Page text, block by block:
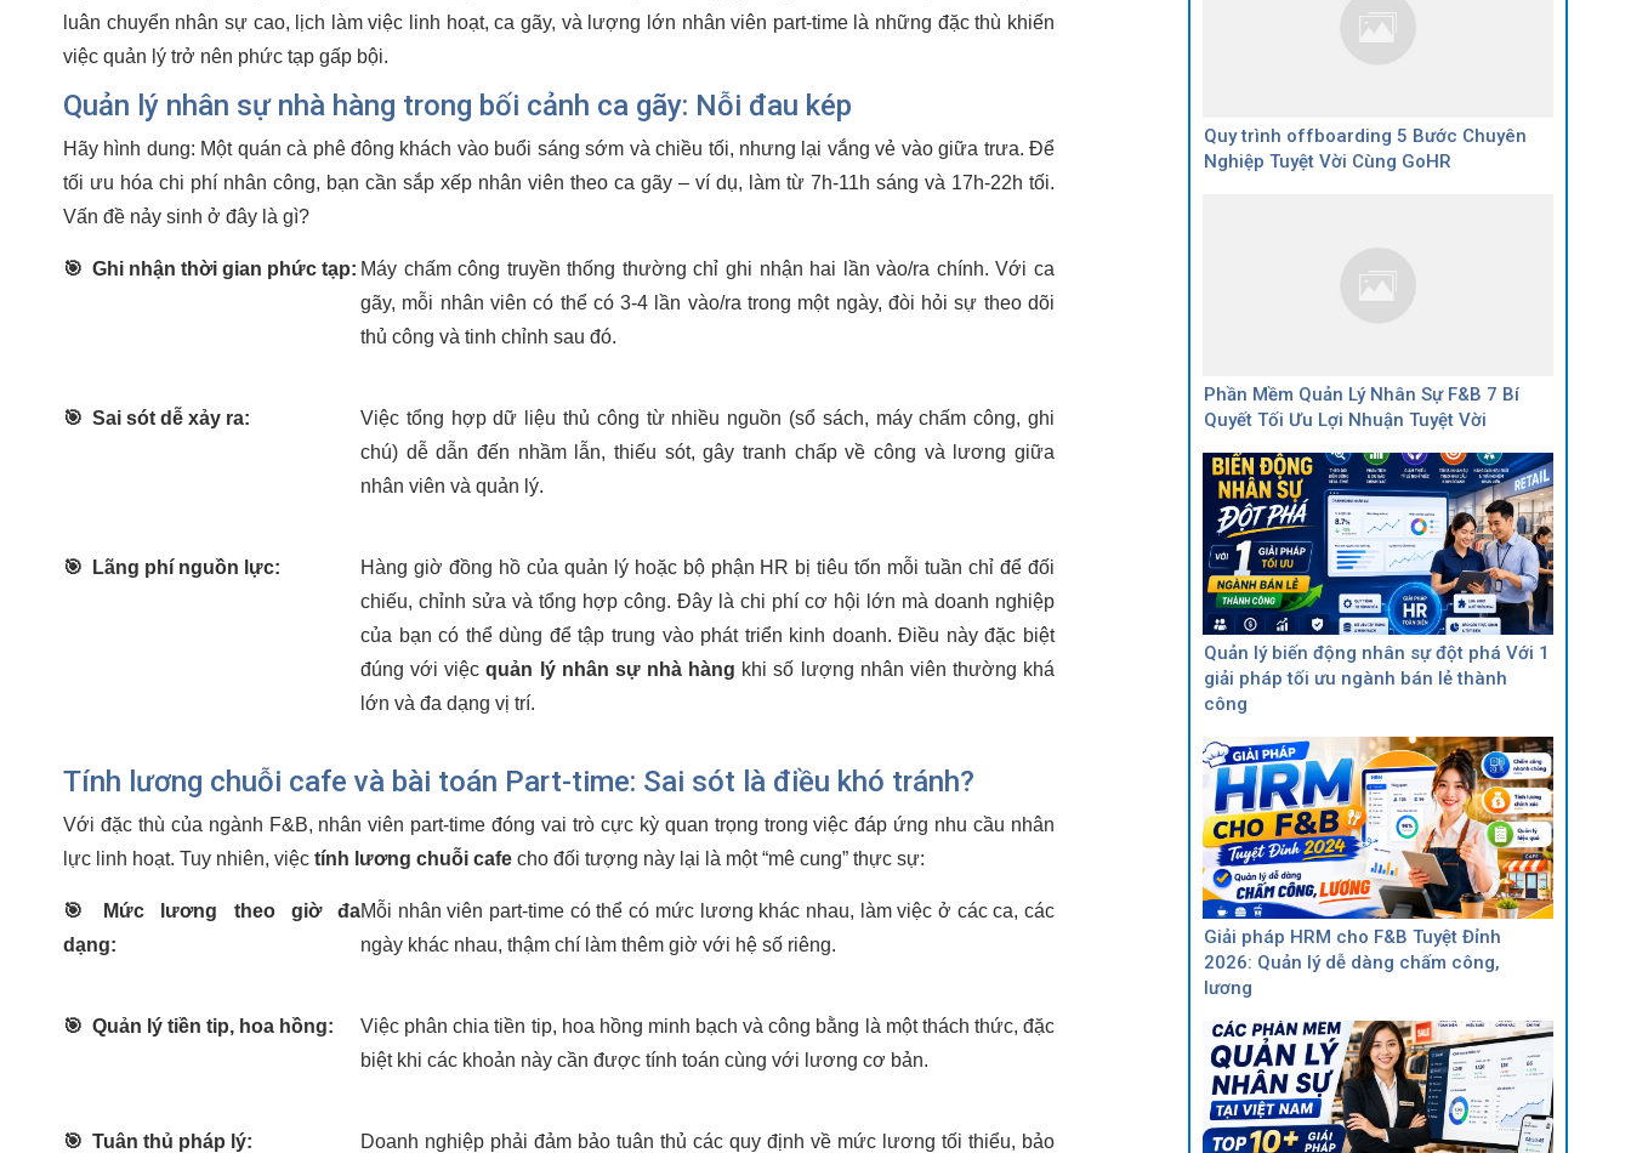
luân chuyển nhân sự cao, lịch làm việc linh hoạt, ca gãy, và lượng lớn nhân viên part-time là những đặc thù khiến
việc quản lý trở nên phức tạp gấp bội.
Quản lý nhân sự nhà hàng trong bối cảnh ca gãy: Nỗi đau kép
Hãy hình dung: Một quán cà phê đông khách vào buổi sáng sớm và chiều tối, nhưng lại vắng vẻ vào giữa trưa. Để
tối ưu hóa chi phí nhân công, bạn cần sắp xếp nhân viên theo ca gãy – ví dụ, làm từ 7h-11h sáng và 17h-22h tối.
Vấn đề nảy sinh ở đây là gì?
🎯 Ghi nhận thời gian phức tạp: Máy chấm công truyền thống thường chỉ ghi nhận hai lần vào/ra chính. Với ca
gãy, mỗi nhân viên có thể có 3-4 lần vào/ra trong một ngày, đòi hỏi sự theo dõi
thủ công và tinh chỉnh sau đó.
🎯 Sai sót dễ xảy ra:
Việc tổng hợp dữ liệu thủ công từ nhiều nguồn (sổ sách, máy chấm công, ghi
chú) dễ dẫn đến nhầm lẫn, thiếu sót, gây tranh chấp về công và lương giữa
nhân viên và quản lý.
🎯 Lãng phí nguồn lực:
Hàng giờ đồng hồ của quản lý hoặc bộ phận HR bị tiêu tốn mỗi tuần chỉ để đối
chiếu, chỉnh sửa và tổng hợp công. Đây là chi phí cơ hội lớn mà doanh nghiệp
của bạn có thể dùng để tập trung vào phát triển kinh doanh. Điều này đặc biệt
đúng với việcquản lý nhân sự nhà hàng khi số lượng nhân viên thường khá
lớn và đa dạng vị trí.
Tính lương chuỗi cafe và bài toán Part-time: Sai sót là điều khó tránh?
Với đặc thù của ngành F&B, nhân viên part-time đóng vai trò cực kỳ quan trọng trong việc đáp ứng nhu cầu nhân
lực linh hoạt. Tuy nhiên, việc tính lương chuỗi cafe cho đối tượng này lại là một “mê cung” thực sự:
🎯
Mức lương theo giờ đa
dạng:
Mỗi nhân viên part-time có thể có mức lương khác nhau, làm việc ở các ca, các
ngày khác nhau, thậm chí làm thêm giờ với hệ số riêng.
🎯 Quản lý tiền tip, hoa hồng:
Việc phân chia tiền tip, hoa hồng minh bạch và công bằng là một thách thức, đặc
biệt khi các khoản này cần được tính toán cùng với lương cơ bản.
🎯 Tuân thủ pháp lý:
Doanh nghiệp phải đảm bảo tuân thủ các quy định về mức lương tối thiểu, bảo
Quy trình offboarding 5 Bước Chuyên
Nghiệp Tuyệt Vời Cùng GoHR
Phần Mềm Quản Lý Nhân Sự F&B 7 Bí
Quyết Tối Ưu Lợi Nhuận Tuyệt Vời
Quản lý biến động nhân sự đột phá Với 1
giải pháp tối ưu ngành bán lẻ thành
công
Giải pháp HRM cho F&B Tuyệt Đỉnh
2026: Quản lý dễ dàng chấm công,
lương